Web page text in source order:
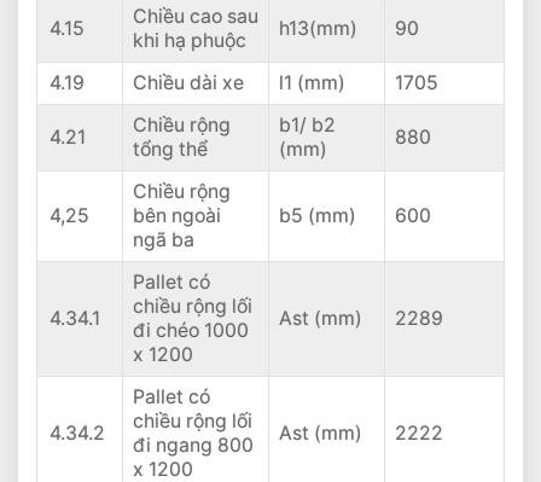
4.15
Chiều cao sau
khi hạ phuộc
h13(mm) 90
4.19 Chiều dài xe l1 (mm) 1705
4.21
Chiều rộng
tổng thể
b1/ b2
(mm)
880
4,25
Chiều rộng
bên ngoài
ngã ba
b5 (mm) 600
4.34.1
Pallet có
chiều rộng lối
đi chéo 1000
x 1200
Ast (mm) 2289
4.34.2
Pallet có
chiều rộng lối
đi ngang 800
x 1200
Ast (mm) 2222